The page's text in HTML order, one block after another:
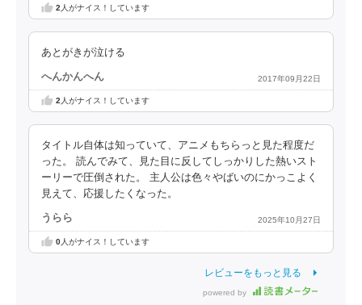
2人がナイス！しています
あとがきが泣ける
へんかんへん 2017年09月22日
2 人がナイス！しています
タイトル自体は知っていて、アニメもちらっと見た程度だ
った。 読んでみて、見た目に反してしっかりした熱いスト
ーリーで圧倒された。 主人公は色々やばいのにかっこよく
見えて、応援したくなった。
うらら 2025年10月27日
0人がナイス！しています
レビューをもっと見る
powered by